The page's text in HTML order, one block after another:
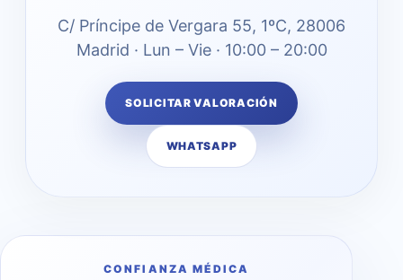
C/ Príncipe de Vergara 55, 1ºC, 28006
Madrid · Lun – Vie · 10:00 – 20:00
SOLICITAR VALORACIÓN
WHATSAPP
CONFIANZA MÉDICA